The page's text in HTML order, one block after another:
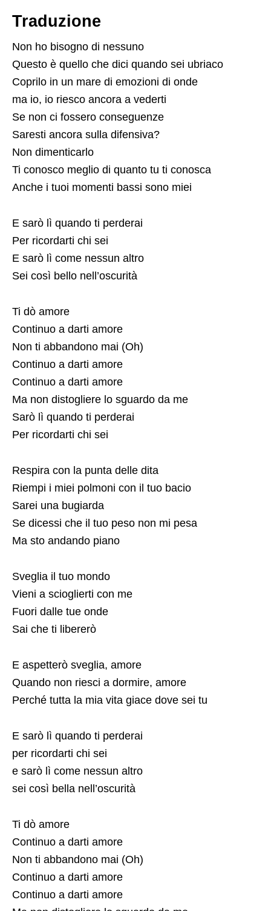
Traduzione
Non ho bisogno di nessuno
Questo è quello che dici quando sei ubriaco
Coprilo in un mare di emozioni di onde
ma io, io riesco ancora a vederti
Se non ci fossero conseguenze
Saresti ancora sulla difensiva?
Non dimenticarlo
Ti conosco meglio di quanto tu ti conosca
Anche i tuoi momenti bassi sono miei
E sarò lì quando ti perderai
Per ricordarti chi sei
E sarò lì come nessun altro
Sei così bello nell’oscurità
Ti dò amore
Continuo a darti amore
Non ti abbandono mai (Oh)
Continuo a darti amore
Continuo a darti amore
Ma non distogliere lo sguardo da me
Sarò lì quando ti perderai
Per ricordarti chi sei
Respira con la punta delle dita
Riempi i miei polmoni con il tuo bacio
Sarei una bugiarda
Se dicessi che il tuo peso non mi pesa
Ma sto andando piano
Sveglia il tuo mondo
Vieni a scioglierti con me
Fuori dalle tue onde
Sai che ti libererò
E aspetterò sveglia, amore
Quando non riesci a dormire, amore
Perché tutta la mia vita giace dove sei tu
E sarò lì quando ti perderai
per ricordarti chi sei
e sarò lì come nessun altro
sei così bella nell’oscurità
Ti dò amore
Continuo a darti amore
Non ti abbandono mai (Oh)
Continuo a darti amore
Continuo a darti amore